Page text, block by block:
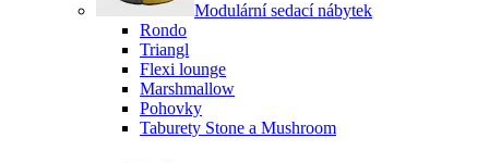
Modulární sedací nábytek
Rondo
Triangl
Flexi lounge
Marshmallow
Pohovky
Taburety Stone a Mushroom